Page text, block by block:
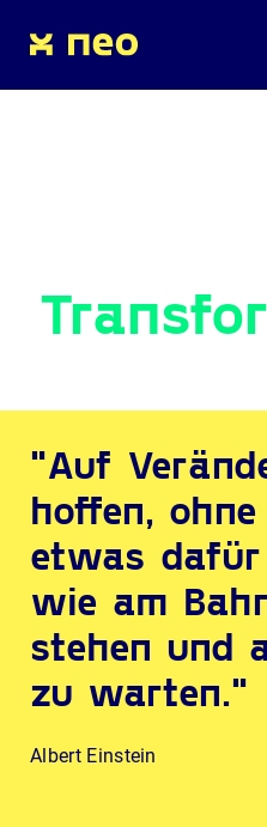
"Auf
hoffen,
etwas
wie am
stehen und
zu warten."
Albert Einstein